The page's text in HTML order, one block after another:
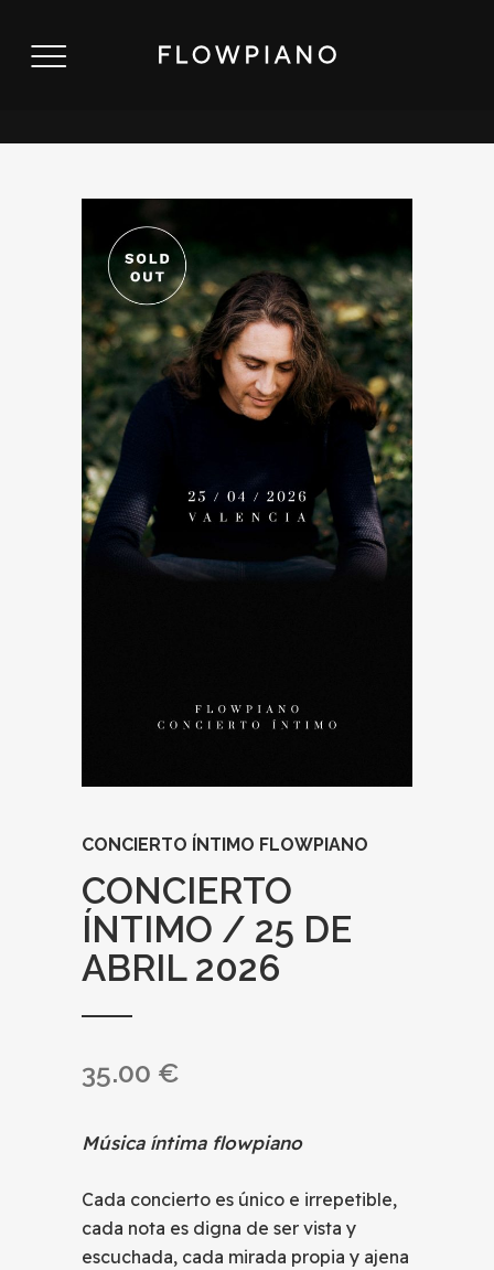
CONCIERTO ÍNTIMO FLOWPIANO
CONCIERTO
ÍNTIMO / 25 DE
ABRIL 2026
35.00 €
Música íntima flowpiano
Cada concierto es único e irrepetible,
cada nota es digna de ser vista y
escuchada, cada mirada propia y ajena